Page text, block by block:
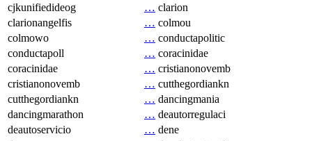
cjkunifiedideog
… clarion
clarionangelfis
… colmou
colmowo
… conductapolitic
conductapoll
… coracinidae
coracinidae
… cristianonovemb
cristianonovemb
… cutthegordiankn
cutthegordiankn
… dancingmania
dancingmarathon
… deautorregulaci
deautoservicio
… dene